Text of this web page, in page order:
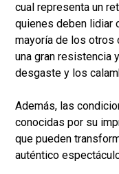
cual representa un
quienes deben lidiar
mayoría de los otros
una gran resistencia
desgaste y los
Además, las
conocidas por su
que pueden
auténtico